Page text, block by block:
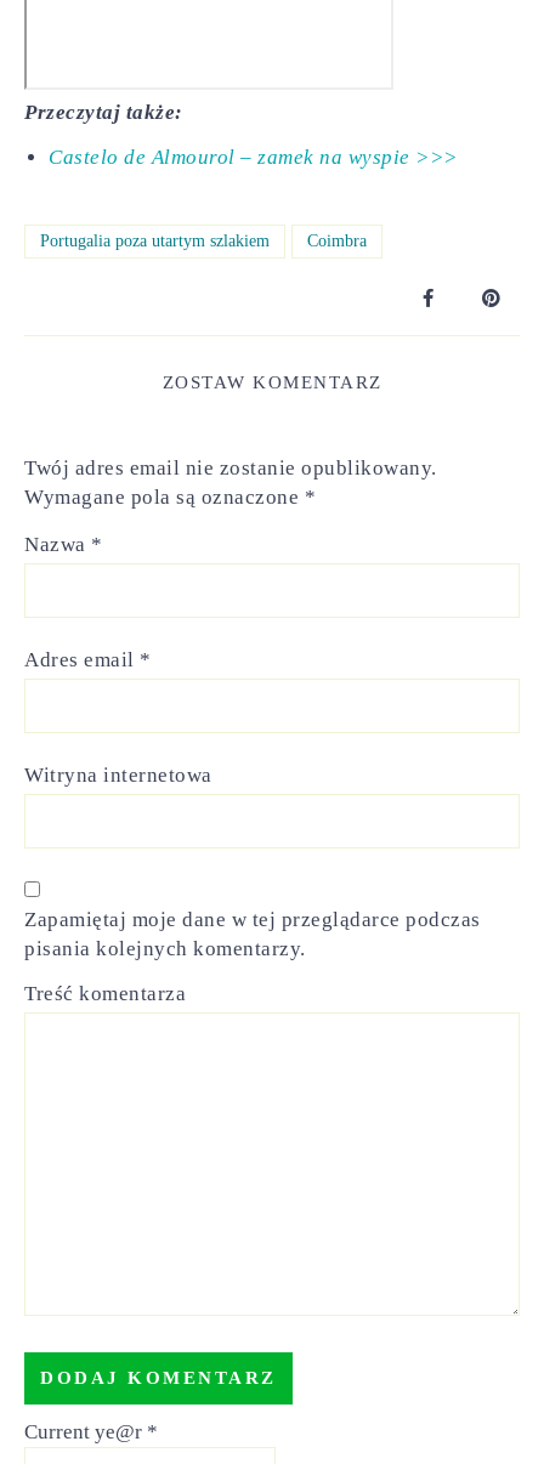
Przeczytaj także:
Castelo de Almourol – zamek na wyspie >>>
Portugalia poza utartym szlakiem Coimbra
ZOSTAW KOMENTARZ
Twój adres email nie zostanie opublikowany.
Wymagane pola są oznaczone *
Nazwa *
Adres email *
Witryna internetowa
Zapamiętaj moje dane w tej przeglądarce podczas
pisania kolejnych komentarzy.
Treść komentarza
Current ye@r *